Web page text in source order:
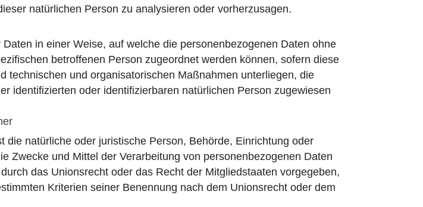
natürlichen Person zu analysieren oder vorherzusagen.
in einer Weise, auf welche die personenbezogenen Daten ohne
betroffenen Person zugeordnet werden können, sofern diese
technischen und organisatorischen Maßnahmen unterliegen, die
identifizierten oder identifizierbaren natürlichen Person zugewiesen
natürliche oder juristische Person, Behörde, Einrichtung oder
Zwecke und Mittel der Verarbeitung von personenbezogenen Daten
das Unionsrecht oder das Recht der Mitgliedstaaten vorgegeben,
Kriterien seiner Benennung nach dem Unionsrecht oder dem